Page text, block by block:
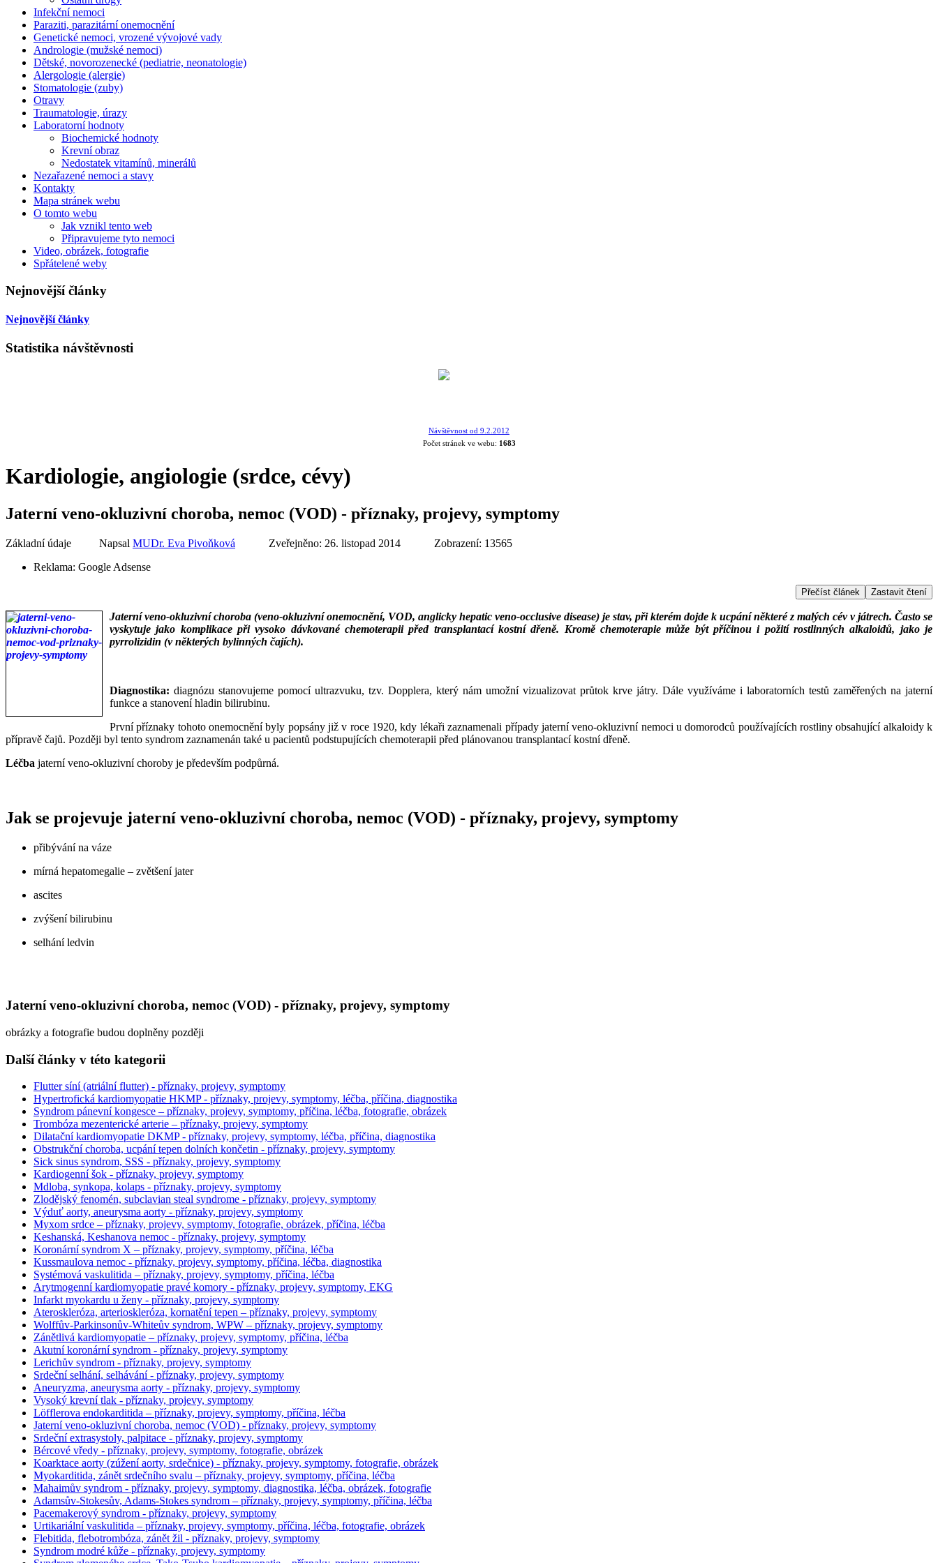
Infekční nemoci
Paraziti, parazitární onemocnění
Genetické nemoci, vrozené vývojové vady
Andrologie (mužské nemoci)
Dětské, novorozenecké (pediatrie, neonatologie)
Alergologie (alergie)
Stomatologie (zuby)
Otravy
Traumatologie, úrazy
Laboratorní hodnoty
Biochemické hodnoty
Krevní obraz
Nedostatek vitamínů, minerálů
Nezařazené nemoci a stavy
Kontakty
Mapa stránek webu
O tomto webu
Jak vznikl tento web
Připravujeme tyto nemoci
Video, obrázek, fotografie
Spřátelené weby
Nejnovější články
Nejnovější články
Statistika návštěvnosti
Návštěvnost od 9.2.2012
Počet stránek ve webu: 1683
Kardiologie, angiologie (srdce, cévy)
Jaterní veno-okluzivní choroba, nemoc (VOD) - příznaky, projevy, symptomy
Základní údaje Napsal MUDr. Eva Pivoňková Zveřejněno: 26. listopad 2014
Zobrazení: 13565
Reklama: Google Adsense
Přečíst článek Zastavit čtení
Jaterní veno-okluzivní choroba (veno-okluzivní onemocnění, VOD, anglicky hepatic veno-occlusive disease) je stav, při kterém dojde k ucpání některé z malých cév v játrech. Často se
vyskytuje jako komplikace při vysoko dávkované chemoterapii před transplantací kostní dřeně. Kromě chemoterapie může být příčinou i požití rostlinných alkaloidů, jako je
pyrrolizidin (v některých bylinných čajích).
Diagnostika: diagnózu stanovujeme pomocí ultrazvuku, tzv. Dopplera, který nám umožní vizualizovat průtok krve játry. Dále využíváme i laboratorních testů zaměřených na jaterní
funkce a stanovení hladin bilirubinu.
První příznaky tohoto onemocnění byly popsány již v roce 1920, kdy lékaři zaznamenali případy jaterní veno-okluzivní nemoci u domorodců používajících rostliny obsahující alkaloidy k
přípravě čajů. Později byl tento syndrom zaznamenán také u pacientů podstupujících chemoterapii před plánovanou transplantací kostní dřeně.
Léčba jaterní veno-okluzivní choroby je především podpůrná.
Jak se projevuje jaterní veno-okluzivní choroba, nemoc (VOD) - příznaky, projevy, symptomy
přibývání na váze
mírná hepatomegalie – zvětšení jater
ascites
zvýšení bilirubinu
selhání ledvin
Jaterní veno-okluzivní choroba, nemoc (VOD) - příznaky, projevy, symptomy
obrázky a fotografie budou doplněny později
Další články v této kategorii
Flutter síní (atriální flutter) - příznaky, projevy, symptomy
Hypertrofická kardiomyopatie HKMP - příznaky, projevy, symptomy, léčba, příčina, diagnostika
Syndrom pánevní kongesce – příznaky, projevy, symptomy, příčina, léčba, fotografie, obrázek
Trombóza mezenterické arterie – příznaky, projevy, symptomy
Dilatační kardiomyopatie DKMP - příznaky, projevy, symptomy, léčba, příčina, diagnostika
Obstrukční choroba, ucpání tepen dolních končetin - příznaky, projevy, symptomy
Sick sinus syndrom, SSS - příznaky, projevy, symptomy
Kardiogenní šok - příznaky, projevy, symptomy
Mdloba, synkopa, kolaps - příznaky, projevy, symptomy
Zlodějský fenomén, subclavian steal syndrome - příznaky, projevy, symptomy
Výduť aorty, aneurysma aorty - příznaky, projevy, symptomy
Myxom srdce – příznaky, projevy, symptomy, fotografie, obrázek, příčina, léčba
Keshanská, Keshanova nemoc - příznaky, projevy, symptomy
Koronární syndrom X – příznaky, projevy, symptomy, příčina, léčba
Kussmaulova nemoc - příznaky, projevy, symptomy, příčina, léčba, diagnostika
Systémová vaskulitida – příznaky, projevy, symptomy, příčina, léčba
Arytmogenní kardiomyopatie pravé komory - příznaky, projevy, symptomy, EKG
Infarkt myokardu u ženy - příznaky, projevy, symptomy
Ateroskleróza, arterioskleróza, kornatění tepen – příznaky, projevy, symptomy
Wolffův-Parkinsonův-Whiteův syndrom, WPW – příznaky, projevy, symptomy
Zánětlivá kardiomyopatie – příznaky, projevy, symptomy, příčina, léčba
Akutní koronární syndrom - příznaky, projevy, symptomy
Lerichův syndrom - příznaky, projevy, symptomy
Srdeční selhání, selhávání - příznaky, projevy, symptomy
Aneuryzma, aneurysma aorty - příznaky, projevy, symptomy
Vysoký krevní tlak - příznaky, projevy, symptomy
Löfflerova endokarditida – příznaky, projevy, symptomy, příčina, léčba
Jaterní veno-okluzivní choroba, nemoc (VOD) - příznaky, projevy, symptomy
Srdeční extrasystoly, palpitace - příznaky, projevy, symptomy
Bércové vředy - příznaky, projevy, symptomy, fotografie, obrázek
Koarktace aorty (zúžení aorty, srdečnice) - příznaky, projevy, symptomy, fotografie, obrázek
Myokarditida, zánět srdečního svalu – příznaky, projevy, symptomy, příčina, léčba
Mahaimův syndrom - příznaky, projevy, symptomy, diagnostika, léčba, obrázek, fotografie
Adamsův-Stokesův, Adams-Stokes syndrom – příznaky, projevy, symptomy, příčina, léčba
Pacemakerový syndrom - příznaky, projevy, symptomy
Urtikariální vaskulitida – příznaky, projevy, symptomy, příčina, léčba, fotografie, obrázek
Flebitida, flebotrombóza, zánět žil - příznaky, projevy, symptomy
Syndrom modré kůže - příznaky, projevy, symptomy